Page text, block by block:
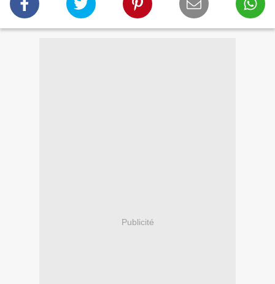
Publicité